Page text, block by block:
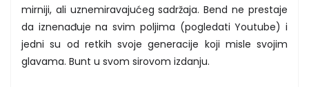
mirniji, ali uznemiravajućeg sadržaja. Bend ne prestaje
da iznenađuje na svim poljima (pogledati Youtube) i
jedni su od retkih svoje generacije koji misle svojim
glavama. Bunt u svom sirovom izdanju.